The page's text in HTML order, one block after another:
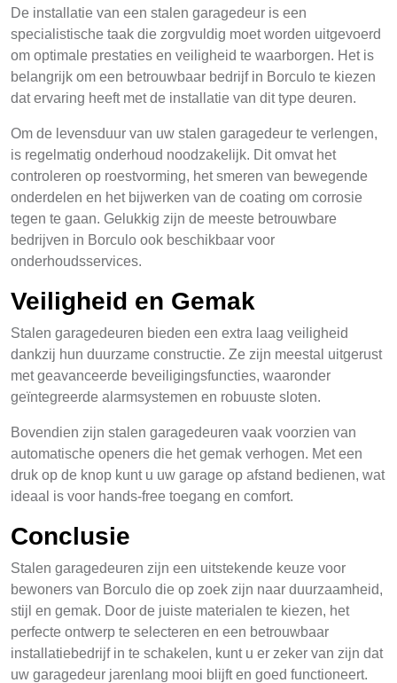
De installatie van een stalen garagedeur is een
specialistische taak die zorgvuldig moet worden uitgevoerd
om optimale prestaties en veiligheid te waarborgen. Het is
belangrijk om een betrouwbaar bedrijf in Borculo te kiezen
dat ervaring heeft met de installatie van dit type deuren.
Om de levensduur van uw stalen garagedeur te verlengen,
is regelmatig onderhoud noodzakelijk. Dit omvat het
controleren op roestvorming, het smeren van bewegende
onderdelen en het bijwerken van de coating om corrosie
tegen te gaan. Gelukkig zijn de meeste betrouwbare
bedrijven in Borculo ook beschikbaar voor
onderhoudsservices.
Veiligheid en Gemak
Stalen garagedeuren bieden een extra laag veiligheid
dankzij hun duurzame constructie. Ze zijn meestal uitgerust
met geavanceerde beveiligingsfuncties, waaronder
geïntegreerde alarmsystemen en robuuste sloten.
Bovendien zijn stalen garagedeuren vaak voorzien van
automatische openers die het gemak verhogen. Met een
druk op de knop kunt u uw garage op afstand bedienen, wat
ideaal is voor hands-free toegang en comfort.
Conclusie
Stalen garagedeuren zijn een uitstekende keuze voor
bewoners van Borculo die op zoek zijn naar duurzaamheid,
stijl en gemak. Door de juiste materialen te kiezen, het
perfecte ontwerp te selecteren en een betrouwbaar
installatiebedrijf in te schakelen, kunt u er zeker van zijn dat
uw garagedeur jarenlang mooi blijft en goed functioneert.